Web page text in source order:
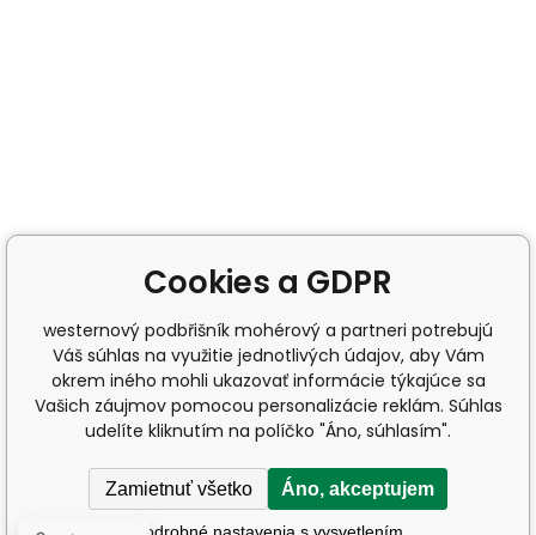
Cookies a GDPR
westernový podbřišník mohérový a partneri potrebujú
Váš súhlas na využitie jednotlivých údajov, aby Vám
okrem iného mohli ukazovať informácie týkajúce sa
Vašich záujmov pomocou personalizácie reklám. Súhlas
udelíte kliknutím na políčko "Áno, súhlasím".
Zamietnuť všetko Áno, akceptujem
Podrobné nastavenia s vysvetlením